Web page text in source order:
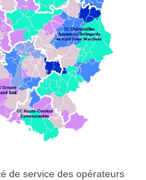
de service des opérateurs